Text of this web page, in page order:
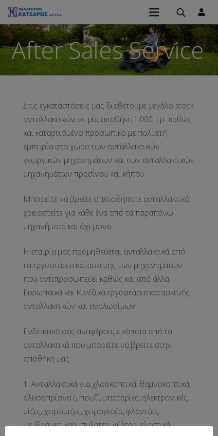
After Sales Service
Στις εγκαταστάσεις μας διαθέτουμε μεγάλο stock
ανταλλακτικών σε μία αποθήκη 1.000 τ.μ.. καθώς
και καταρτισμένο προσωπικό με πολυετή
εμπειρία στο χώρο των ανταλλακτικών
γεωργικών μηχανημάτων και των ανταλλακτικών
μηχανημάτων πρασίνου και κήπου.
Mπορείτε να βρείτε οποιοδήποτε ανταλλακτικό
χρειαστείτε για κάθε ένα από τα παραπάνω
μηχανήματα και όχι μόνο.
Η εταιρία μας προμηθεύεται ανταλλακτικά από
τα εργοστάσια κατασκευής των μηχανημάτων
που αντιπροσωπεύει καθώς και από άλλα
Ευρωπαϊκά και Κινέζικα εργοστάσια κατασκευής
ανταλλακτικών και αναλωσίμων.
Ενδεικτικά σας αναφέρουμε κάποια από τα
ανταλλακτικά που μπορείτε να βρείτε στην
αποθήκη μας:
1. Ανταλλακτικά για χλοοκοπτικά, θαμνοκοπτικά,
αλυσοπρίονα (μπουζί, μπαταρίες, ηλεκτρονικές,
μίζες, χειρόμιζες, χειρόγκαζα, φλάντζες,
μεμβράνες, καρμπυλατέρ, φίλτρα, ελαστικά,